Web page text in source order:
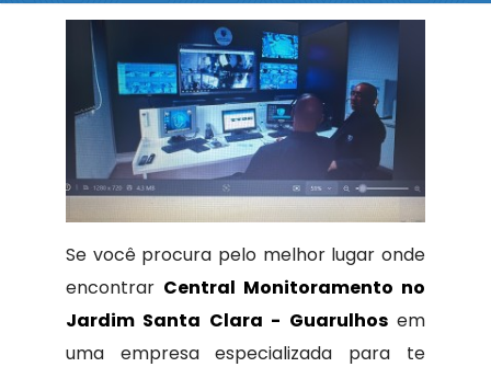
Se você procura pelo melhor lugar onde
encontrar Central Monitoramento no
Jardim Santa Clara - Guarulhosem
uma empresa especializada para te